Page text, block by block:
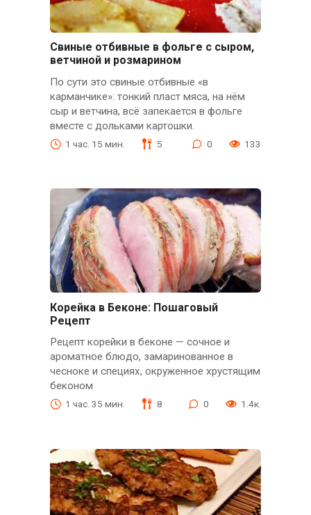
Свиные отбивные в фольге с сыром,
ветчиной и розмарином
По сути это свиные отбивные «в
карманчике»: тонкий пласт мяса, на нём
сыр и ветчина, всё запекается в фольге
вместе с дольками картошки.
1 час. 15 мин. 5 0 133
Корейка в Беконе: Пошаговый
Рецепт
Рецепт корейки в беконе — сочное и
ароматное блюдо, замаринованное в
чесноке и специях, окруженное хрустящим
беконом
1 час. 35 мин. 8 0 1.4к.